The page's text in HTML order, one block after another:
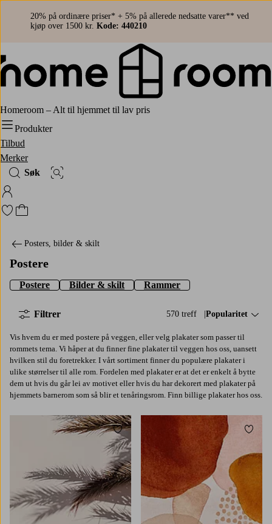
20% på ordinære priser* + 5% på allerede nedsatte varer** ved
kjøp over 1500 kr. Kode: 440210
Homeroom – Alt til hjemmet til lav pris
Produkter
Tilbud
Merker
Søk
Bildesøk
Logg på Homeroom
Gå til favorittmerkede produkter
Gå til handlekurven
Posters, bilder & skilt
Postere
Postere Bilder & skilt Rammer
570 treff Sorter på:
Popularitet
Filtrer
Vis hvem du er med postere på veggen, eller velg plakater som passer til
rommets tema. Vi håper at du finner fine plakater til veggen hos oss, uansett
hvilken stil du foretrekker. I vårt sortiment finner du populære plakater i
ulike størrelser til alle rom. Fordelen med plakater er at det er enkelt å bytte
dem ut hvis du går lei av motivet eller hvis du har dekorert med plakater på
hjemmets barnerom som så blir et tenåringsrom. Finn billige plakater hos oss.
Legg til favoritter
70X100